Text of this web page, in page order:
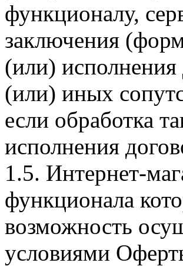
функционалу,
заключения
(или)
(или) иных
если обработка
исполнения
1.5. Интернет-
функционала
возможность
условиями